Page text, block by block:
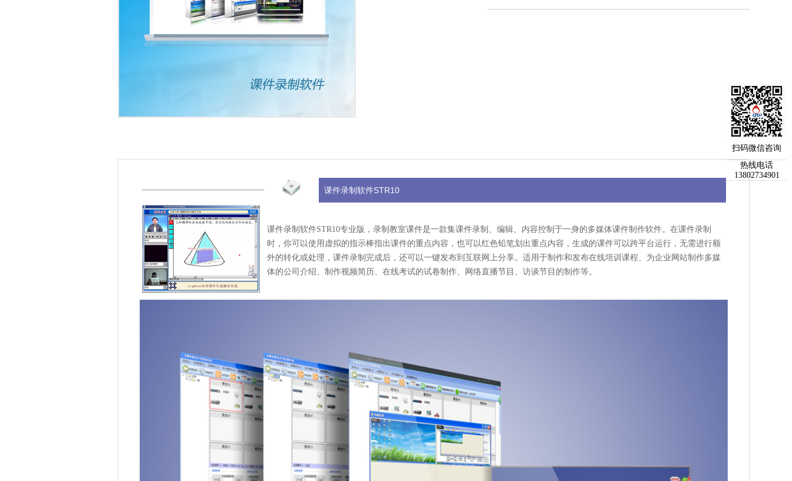
课件录制软件STR10
课件录制软件STR10专业版，录制教室课件是一款集课件录制、编辑、内容控制于一身的多媒体课件制作软件。在课件录制
时，你可以使用虚拟的指示棒指出课件的重点内容，也可以红色铅笔划出重点内容，生成的课件可以跨平台运行，无需进行额
外的转化或处理，课件录制完成后，还可以一键发布到互联网上分享。适用于制作和发布在线培训课程、为企业网站制作多媒
体的公司介绍、制作视频简历、在线考试的试卷制作、网络直播节目、访谈节目的制作等。
扫码微信咨询
热线电话
13802734901